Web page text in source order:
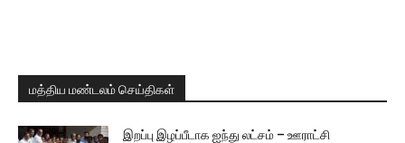
மத்திய மண்டலம் செய்திகள்
இறப்பு இழப்பீடாக ஐந்து லட்சம் – ஊராட்சி